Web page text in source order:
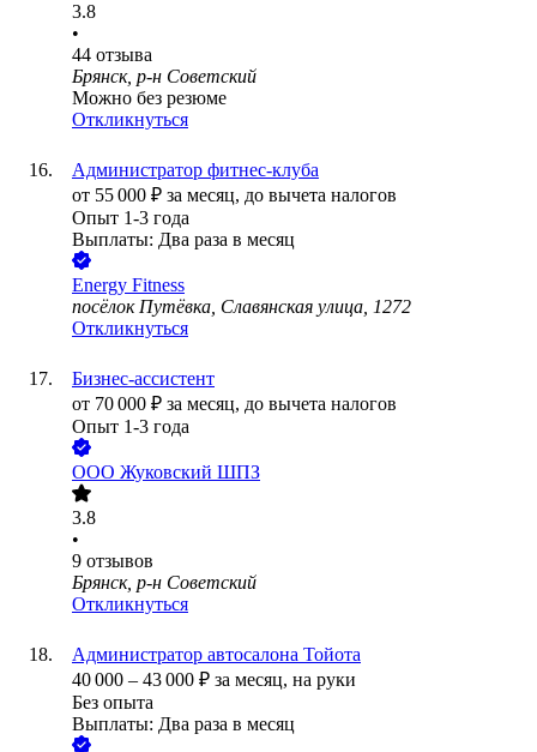
3.8
•
44 отзыва
Брянск, р-н Советский
Можно без резюме
Откликнуться
Администратор фитнес-клуба
от 55 000 ₽ за месяц, до вычета налогов
Опыт 1-3 года
Выплаты: Два раза в месяц
Energy Fitness
посёлок Путёвка, Славянская улица, 1272
Откликнуться
Бизнес-ассистент
от 70 000 ₽ за месяц, до вычета налогов
Опыт 1-3 года
ООО Жуковский ШПЗ
3.8
•
9 отзывов
Брянск, р-н Советский
Откликнуться
Администратор автосалона Тойота
40 000 – 43 000 ₽ за месяц, на руки
Без опыта
Выплаты: Два раза в месяц